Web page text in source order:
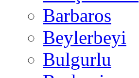
Barbaros
Beylerbeyi
Bulgurlu